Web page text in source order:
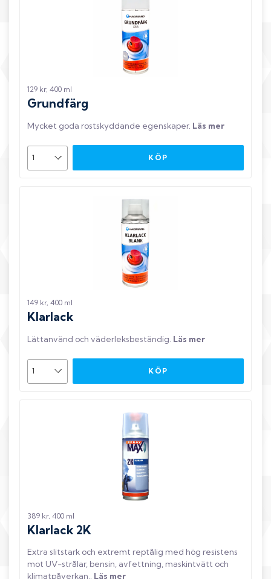
129 kr, 400 ml
Grundfärg
Mycket goda rostskyddande egenskaper. Läs mer
KÖP
149 kr, 400 ml
Klarlack
Lättanvänd och väderleksbeständig Läs mer
KÖP
389 kr, 400 ml
Klarlack 2K
Extra slitstark och extremt reptålig med hög resistens
mot UV-strålar, bensin, avfettning, maskintvätt och
klimatpåverkan.. Läs mer